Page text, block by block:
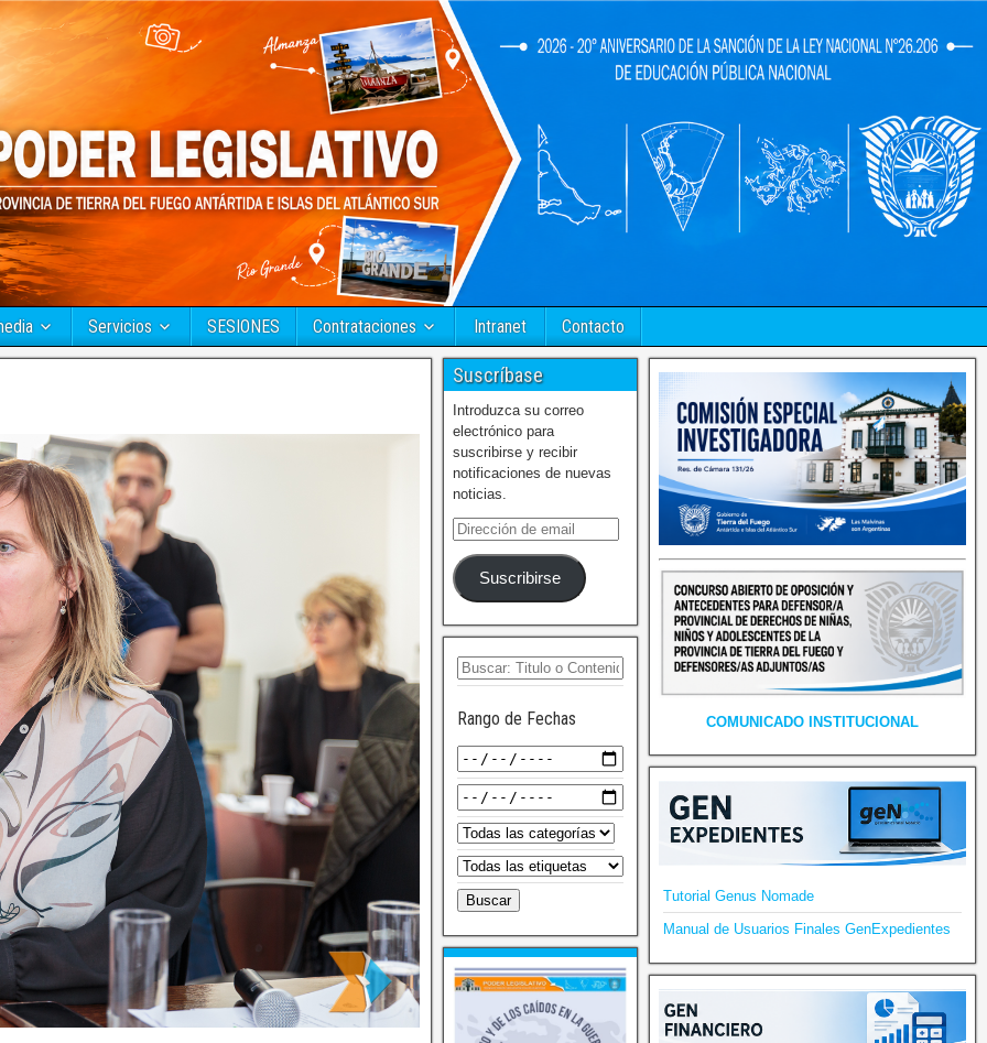
Servicios SESIONES Contrataciones Intranet Contacto
Suscríbase
Introduzca su correo
electrónico para
suscribirse y recibir
notificaciones de nuevas
noticias.
Suscribirse
Rango de Fechas COMUNICADO INSTITUCIONAL
Tutorial Genus Nomade
Manual de Usuarios Finales GenExpedientes